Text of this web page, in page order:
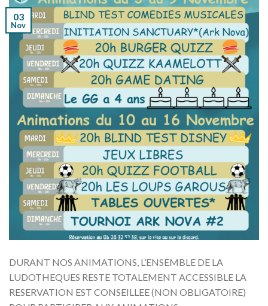
03
Nov
DURANT NOS ANIMATIONS, L’ENSEMBLE DE LA
LUDOTHEQUES RESTE TOTALEMENT ACCESSIBLE LA
RESERVATION EST CONSEILLEE (NON OBLIGATOIRE)